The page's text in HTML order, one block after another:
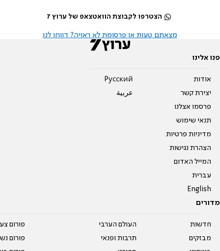
הצטרפו לקבוצת הוואטצאפ של ערוץ 7
מצאתם טעות או פרסומת לא ראויה? דווחו לנו
פנו אלינו
אודות
יצירת קשר
פרסמו אצלנו
תנאי שימוש
מדיניות פרטיות
הצהרת נגישות
המייל האדום
עברית
English
Pусский
عربية
מדורים
חדשות
מבזקים
העולם הערבי
תרבות ופנאי
פורום
פורום